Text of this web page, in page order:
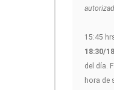
15:45
18:30/
del día.
hora de